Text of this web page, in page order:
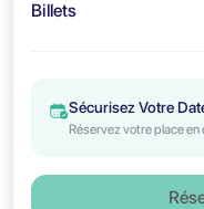
Billets
Sécurisez Votre
Réservez votre place en